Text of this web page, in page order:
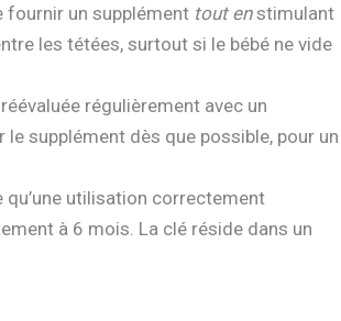
fournir un supplément tout enstimulant
les tétées, surtout si le bébé ne vide
régulièrement avec un
supplément dès que possible, pour un
utilisation correctement
à 6 mois. La clé réside dans un